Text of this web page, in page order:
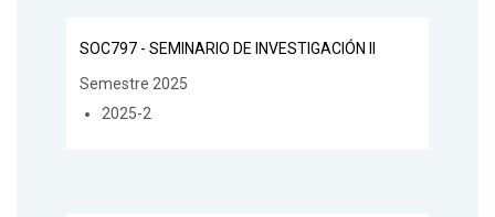
SOC797 - SEMINARIO DE INVESTIGACIÓN II
Semestre 2025
2025-2